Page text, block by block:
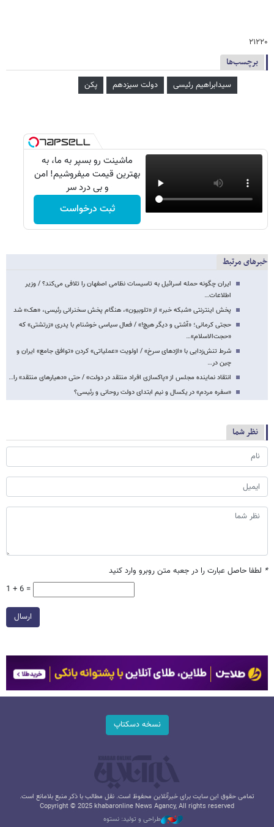
۲۱۲۲۰
برچسب‌ها
سیدابراهیم رئیسی دولت سیزدهم پکن
ماشینت رو بسپر به ما، به
بهترین قیمت میفروشیم! امن
و بی درد سر
ثبت درخواست
خبرهای مرتبط
ایران چگونه حمله اسرائیل به تاسیسات نظامی اصفهان را تلافی می‌کند؟ / وزیر
اطلاعات…
پخش اینترنتی «شبکه خبر» از «تلوبیون»، هنگام پخش سخنرانی رئیسی، «هک» شد
حجتی کرمانی؛ «آشتی و دیگر هیچ!» / فعال سیاسی خوشنام با پدری «زرتشتی» که
«حجت‌الاسلام»…
شرط تنش‌زدایی با «اژدهای سرخ» / اولویت «عملیاتی» کردن «توافق جامع» ایران و
چین در…
انتقاد نماینده مجلس از «پاکسازی افراد منتقد در دولت» / حتی «دهیارهای منتقد» را…
«سفره مردم» در یکسال و نیم ابتدای دولت روحانی و رئیسی؟
نظر شما
* لطفا حاصل عبارت را در جعبه متن روبرو وارد کنید
1 + 6 =
ارسال
نسخه دسکتاپ
تمامی حقوق این سایت برای خبرآنلاین محفوظ است. نقل مطالب با ذکر منبع بلامانع است.
Copyright © 2025 khabaronline News Agancy, All rights reserved
طراحی و تولید: نستوه